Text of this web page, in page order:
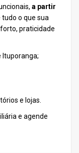
a partir
o que sua
praticidade
Ituporanga;
e lojas.
e agende